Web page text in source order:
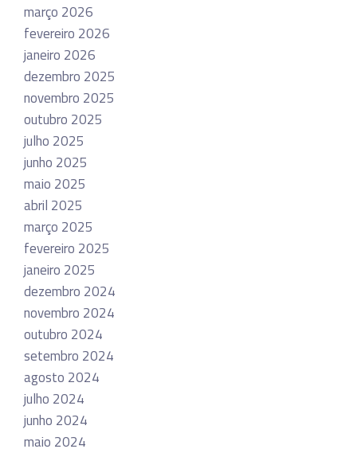
março 2026
fevereiro 2026
janeiro 2026
dezembro 2025
novembro 2025
outubro 2025
julho 2025
junho 2025
maio 2025
abril 2025
março 2025
fevereiro 2025
janeiro 2025
dezembro 2024
novembro 2024
outubro 2024
setembro 2024
agosto 2024
julho 2024
junho 2024
maio 2024